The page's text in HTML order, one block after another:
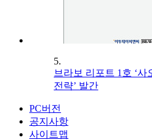
5.
브라보 리포트 1호 ‘사
전략’ 발간
PC버전
공지사항
사이트맵